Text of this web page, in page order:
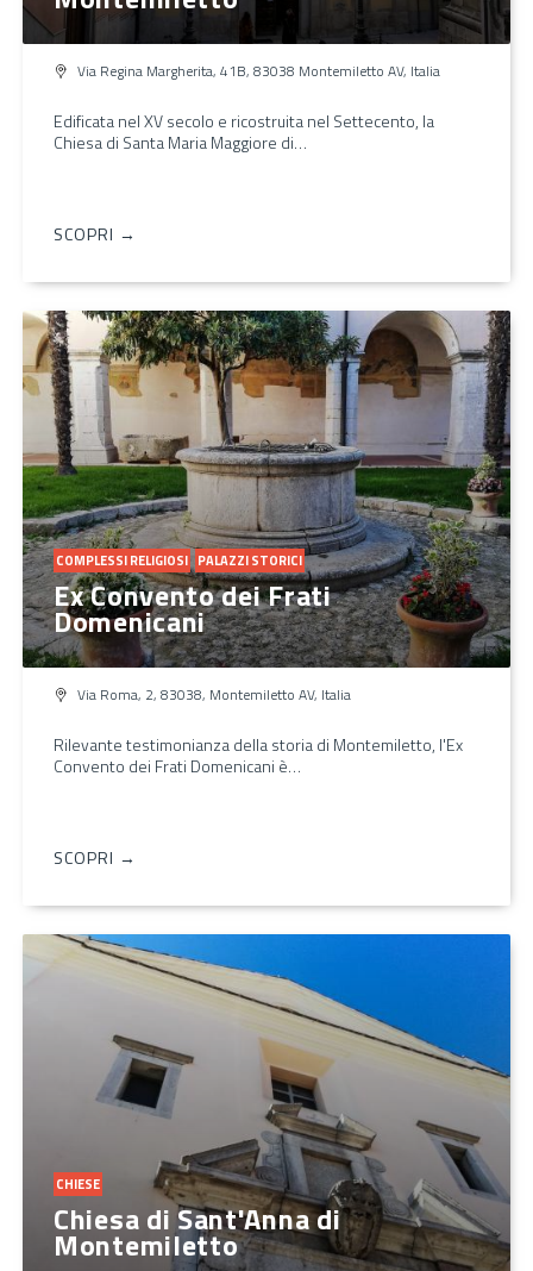
Via Regina Margherita, 41B, 83038 Montemiletto AV, Italia
Edificata nel XV secolo e ricostruita nel Settecento, la
Chiesa di Santa Maria Maggiore di…
SCOPRI →
COMPLESSI RELIGIOSI PALAZZI STORICI
Ex Convento dei Frati
Domenicani
Via Roma, 2, 83038, Montemiletto AV, Italia
Rilevante testimonianza della storia di Montemiletto, l'Ex
Convento dei Frati Domenicani è…
SCOPRI →
CHIESE
Chiesa di Sant'Anna di
Montemiletto